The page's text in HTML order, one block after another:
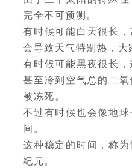
完全不可预测。
有时候可能白天很长
会导致天气特别热，大
有时候可能黑夜很长，
甚至冷到空气总的二
被冻死。
不过有时候也会像地
间。
这种稳定的时间，称
纪元。